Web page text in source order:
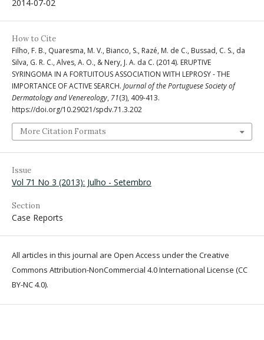
2014-07-02
How to Cite
Filho, F. B., Quaresma, M. V., Bianco, S., Razé, M. de C., Bussad, C. S., da
Silva, G. R. C., Alves, A. O., & Nery, J. A. da C. (2014). ERUPTIVE
SYRINGOMA IN A FORTUITOUS ASSOCIATION WITH LEPROSY - THE
IMPORTANCE OF ACTIVE SEARCH. Journal of the Portuguese Society of
Dermatology and Venereology, 71(3), 409-413.
https://doi.org/10.29021/spdv.71.3.202
More Citation Formats
Issue
Vol 71 No 3 (2013): Julho - Setembro
Section
Case Reports
All articles in this journal are Open Access under the Creative
Commons Attribution-NonCommercial 4.0 International License (CC
BY-NC 4.0).